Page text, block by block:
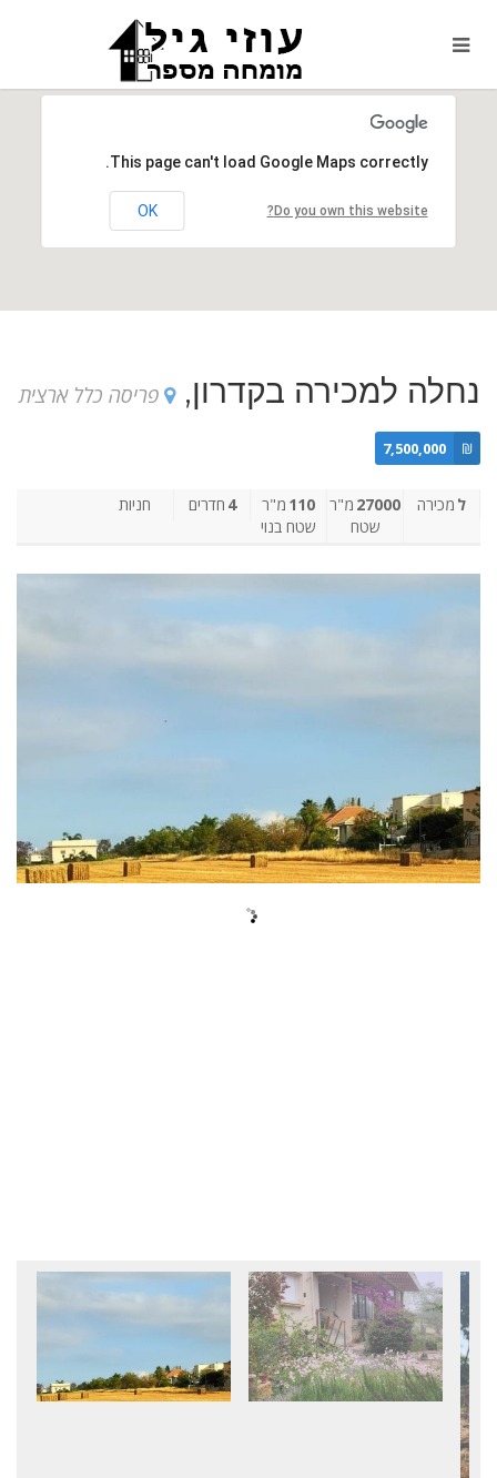
This page can't load Google Maps correctly.
Do you own this website?
OK
נחלה למכירה בקדרון, פריסה כלל ארצית
₪
7,500,000
ל מכירה 27000 מ"ר
שטח
110 מ"ר
שטח בנוי
4 חדרים חניות